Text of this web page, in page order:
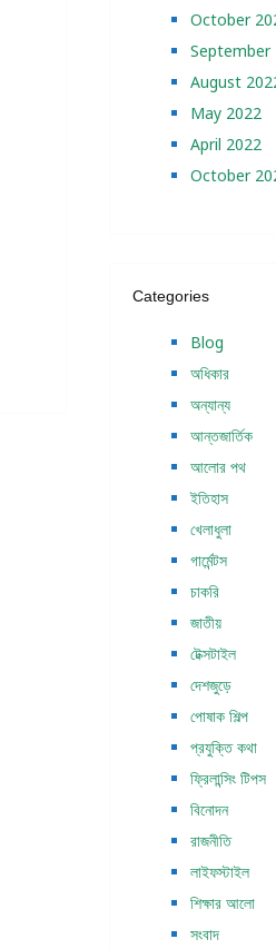
October
September
August
May 2022
April 2022
October
Categories
Blog
অধিকার
অন্যান্য
আন্তজার্তিক
আলোর পথ
ইতিহাস
খেলাধুলা
গার্মেন্টস
চাকরি
জাতীয়
টেক্সটাইল
দেশজুড়ে
পোষাক শিল্প
প্রযুক্তি কথা
ফ্রিলান্সিং টিপস
বিনোদন
রাজনীতি
লাইফস্টাইল
শিক্ষার আলো
সংবাদ